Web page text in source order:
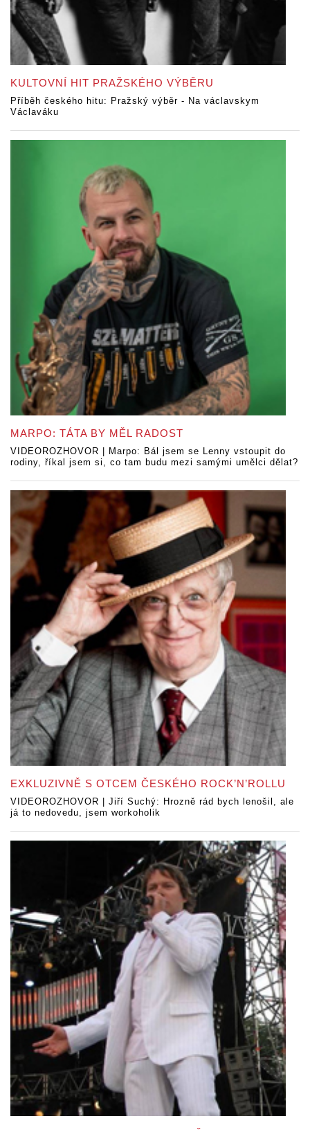
KULTOVNÍ HIT PRAŽSKÉHO VÝBĚRU
Příběh českého hitu: Pražský výběr - Na václavskym
Václaváku
MARPO: TÁTA BY MĚL RADOST
VIDEOROZHOVOR | Marpo: Bál jsem se Lenny vstoupit do
rodiny, říkal jsem si, co tam budu mezi samými umělci dělat?
EXKLUZIVNĚ S OTCEM ČESKÉHO ROCK’N’ROLLU
VIDEOROZHOVOR | Jiří Suchý: Hrozně rád bych lenošil, ale
já to nedovedu, jsem workoholik